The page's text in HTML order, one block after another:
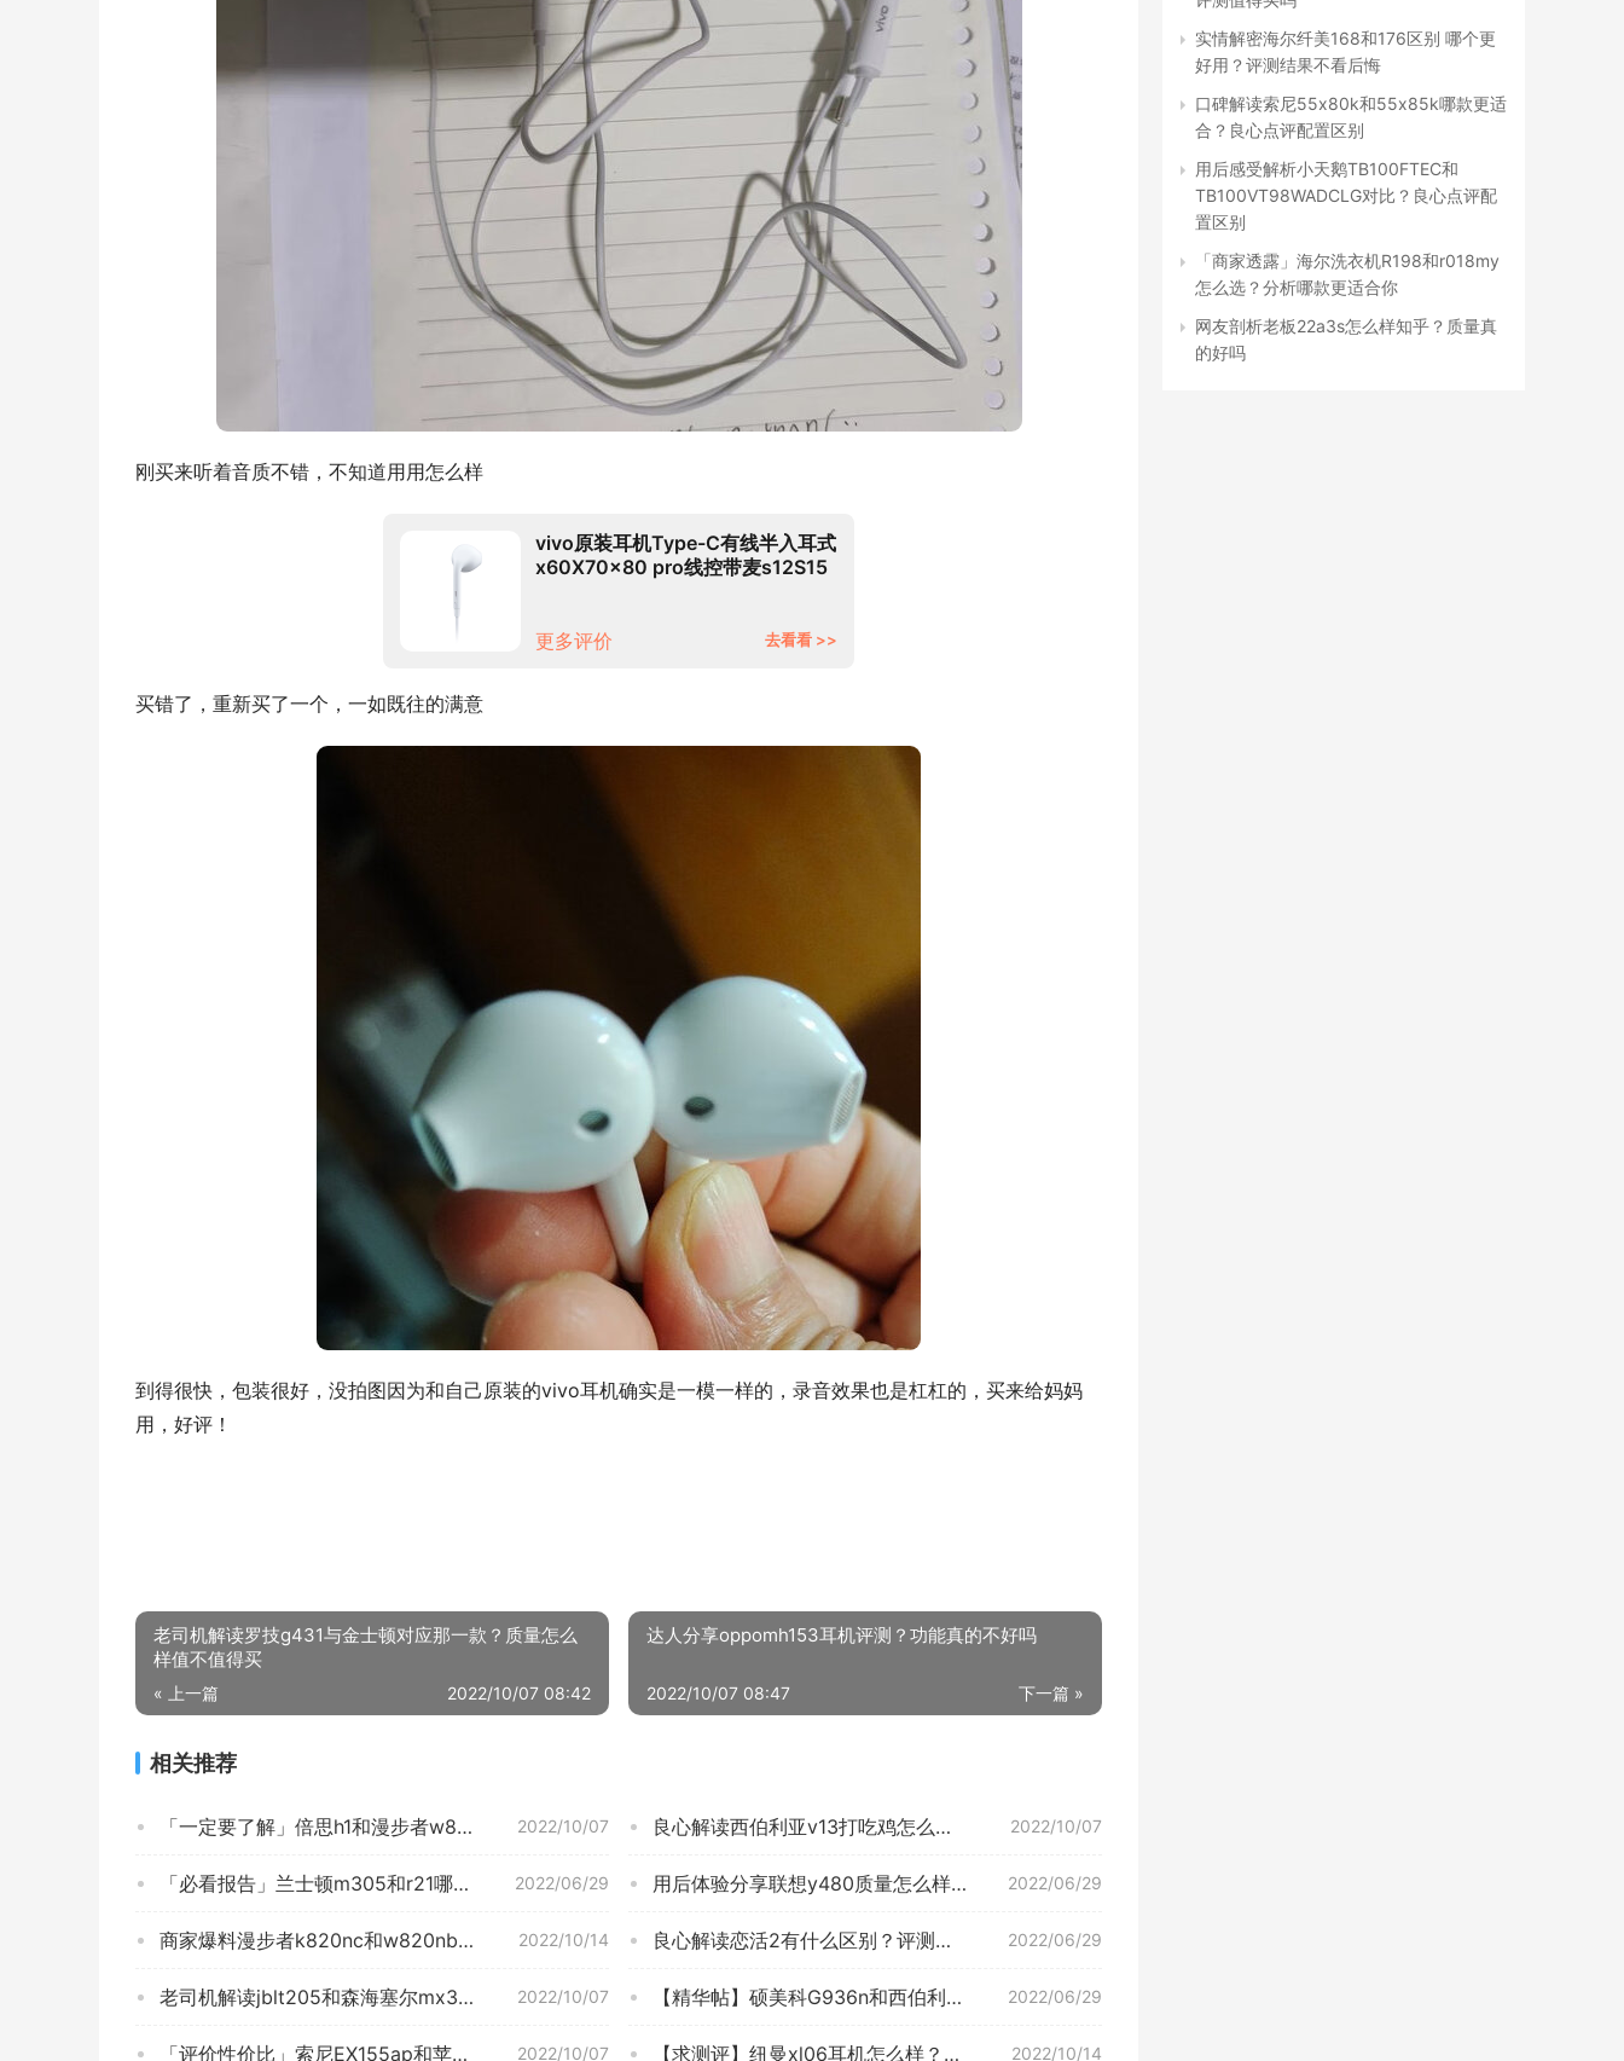
刚买来听着音质不错，不知道用用怎么样
vivo原装耳机Type-C有线半入耳式
x60X70x80 pro线控带麦s12S15
更多评价 去看看 >>
买错了，重新买了一个，一如既往的满意
到得很快，包装很好，没拍图因为和自己原装的vivo耳机确实是一模一样的，录音效果也是杠杠的，买来给妈妈
用，好评！
老司机解读罗技g431与金士顿对应那一款？质量怎么
样值不值得买
« 上一篇 2022/10/07 08:42
达人分享oppomh153耳机评测？功能真的不好吗
下一篇 »
2022/10/07 08:47
相关推荐
2022/10/07
「一定要了解」倍思h1和漫步者w820nb哪款更适合？评测质量好不好 2022/10/07
良心解读西伯利亚v13打吃鸡怎么样？评测结果好吗
2022/06/29
「必看报告」兰士顿m305和r21哪个好？谁是性价比之王 2022/06/29
用后体验分享联想y480质量怎么样？功能评测结果
2022/10/14
商家爆料漫步者k820nc和w820nb 哪款好用？这样选不盲目 2022/06/29
良心解读恋活2有什么区别？评测值得入手吗
2022/10/07
老司机解读jblt205和森海塞尔mx375 哪个更好用？评测结果不看后悔 2022/06/29
【精华帖】硕美科G936n和西伯利亚S21哪款更适合？评测质量好不好
2022/10/07
「评价性价比」索尼EX155ap和苹果原装有线耳机？功能真的不好吗 2022/10/14
【求测评】纽曼xl06耳机怎么样？功能真的不好吗
实情解密海尔纤美168和176区别 哪个更
好用？评测结果不看后悔
口碑解读索尼55x80k和55x85k哪款更适
合？良心点评配置区别
用后感受解析小天鹅TB100FTEC和
TB100VT98WADCLG对比？良心点评配
置区别
「商家透露」海尔洗衣机R198和r018my
怎么选？分析哪款更适合你
网友剖析老板22a3s怎么样知乎？质量真
的好吗